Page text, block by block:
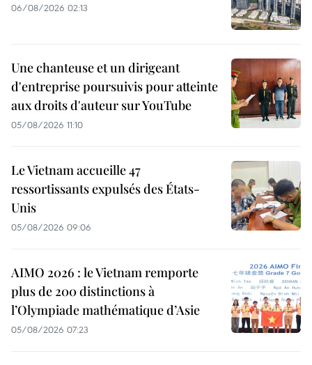
06/08/2026 02:13
Une chanteuse et un dirigeant
d'entreprise poursuivis pour atteinte
aux droits d'auteur sur YouTube
05/08/2026 11:10
Le Vietnam accueille 47
ressortissants expulsés des États-
Unis
05/08/2026 09:06
AIMO 2026 : le Vietnam remporte
plus de 200 distinctions à
l’Olympiade mathématique d’Asie
05/08/2026 07:23